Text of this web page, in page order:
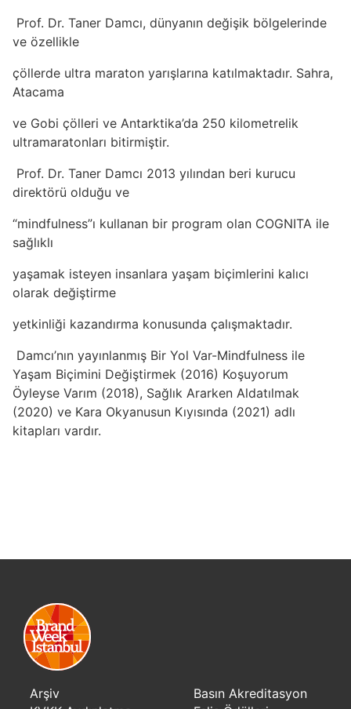
Prof. Dr. Taner Damcı, dünyanın değişik bölgelerinde
ve özellikle
çöllerde ultra maraton yarışlarına katılmaktadır. Sahra,
Atacama
ve Gobi çölleri ve Antarktika’da 250 kilometrelik
ultramaratonları bitirmiştir.
Prof. Dr. Taner Damcı 2013 yılından beri kurucu
direktörü olduğu ve
“mindfulness”ı kullanan bir program olan COGNITA ile
sağlıklı
yaşamak isteyen insanlara yaşam biçimlerini kalıcı
olarak değiştirme
yetkinliği kazandırma konusunda çalışmaktadır.
Damcı’nın yayınlanmış Bir Yol Var-Mindfulness ile
Yaşam Biçimini Değiştirmek (2016) Koşuyorum
Öyleyse Varım (2018), Sağlık Ararken Aldatılmak
(2020) ve Kara Okyanusun Kıyısında (2021) adlı
kitapları vardır.
Arşiv
Basın Akreditasyon